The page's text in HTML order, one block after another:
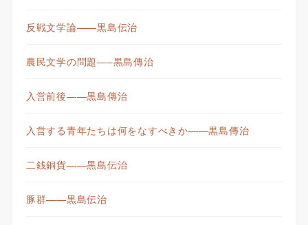
反戦文学論——黒島伝治
農民文学の問題—–黒島傳治
入営前後——黒島傳治
入営する青年たちは何をなすべきか——黒島傳治
二銭銅貨——黒島伝治
豚群——黒島伝治